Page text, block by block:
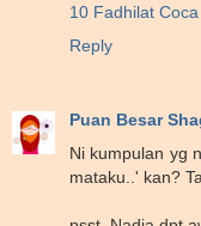
10 Fadhilat
Reply
Puan Besar
Ni kumpulan yg
mataku..' kan?